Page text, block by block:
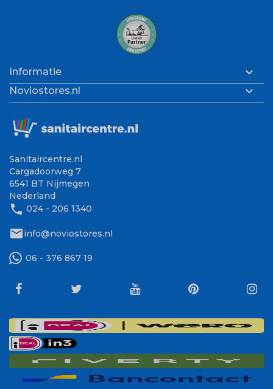
Informatie 
Noviostores.nl 
Sanitaircentre.nl
Cargadoorweg 7
6541 BT Nijmegen
Nederland
phone 024 - 206 1340
mailinfo@noviostores.nl
06 - 376 867 19